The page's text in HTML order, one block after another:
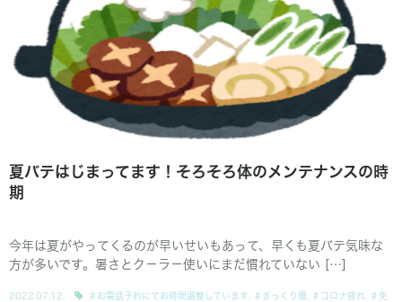
夏バテはじまってます！そろそろ体のメンテナンスの時
期
今年は夏がやってくるのが早いせいもあって、早くも夏バテ気味な
方が多いです。暑さとク－ラ－使いにまだ慣れていない […]
2022.07.12 ＃お電話予約にてお時間調整しています ＃ぎっくり腰 ＃コロナ疲れ
＃免